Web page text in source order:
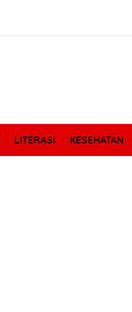
LITERASI KESEHATAN